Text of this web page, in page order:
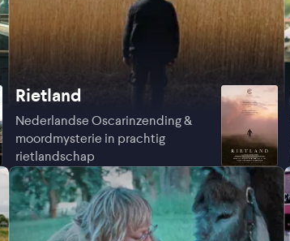
Rietland
Nederlandse Oscarinzending &
moordmysterie in prachtig
rietlandschap